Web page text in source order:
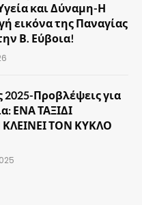
και Δύναμη-Η
εικόνα της Παναγίας
Β. Εύβοια!
2025-Προβλέψεις για
ΕΝΑ ΤΑΞΙΔΙ
ΤΟΝ ΚΥΚΛΟ